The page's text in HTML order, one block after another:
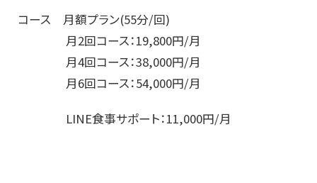
コース 月額プラン(55分/回)
月2回コース：19,800円/月
月4回コース：38,000円/月
月6回コース：54,000円/月
LINE食事サポート：11,000円/月